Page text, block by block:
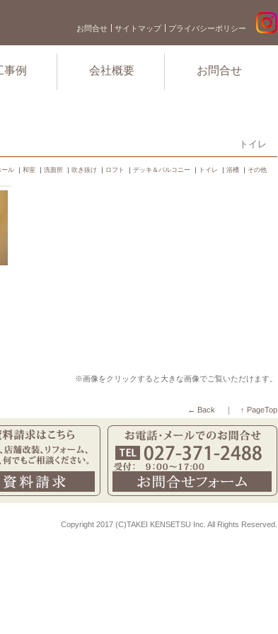
お問合せ サイトマップ プライバシーポリシー
事例 会社概要 お問合せ
トイレ
ール ｜ 和室 ｜ 洗面所 ｜ 吹き抜け ｜ ロフト ｜ デッキ＆バルコニー ｜ トイレ ｜ 浴槽 ｜ その他
※画像をクリックすると大きな画像でご覧いただけます。
← Back ｜ ↑ PageTop
Copyright 2017 (C)TAKEI KENSETSU Inc. All Rights Reserved.